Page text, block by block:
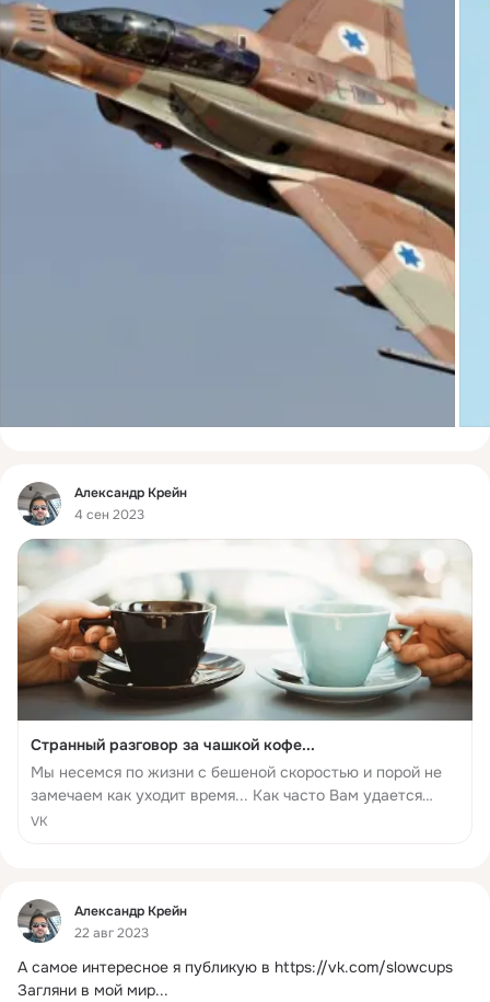
Фид
Александр Крейн
4 сен 2023
Странный разговор за чашкой кофе...
Мы несемся по жизни с бешеной скоростью и порой не
замечаем как уходит время... Как часто Вам удается
посидеть в не принужденной обстановке с чашечкой
VK
Фид
Александр Крейн
22 авг 2023
А самое интересное я публикую в https://vk.com/slowcups
Загляни в мой мир...